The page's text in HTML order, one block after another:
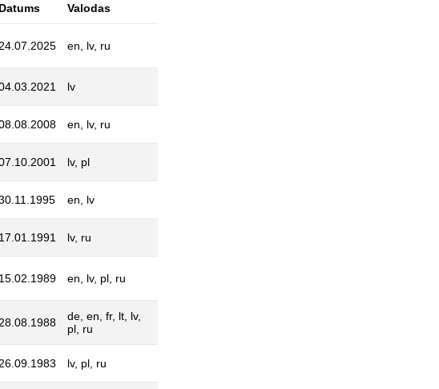
Datums Valodas
24.07.2025 en, lv, ru
lv
en, lv, ru
lv, pl
en, lv
17.01.1991 lv, ru
15.02.1989 en, lv, pl, ru
28.08.1988
de, en, fr, lt, lv,
pl, ru
26.09.1983 lv, pl, ru